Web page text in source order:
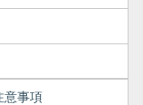
意事項